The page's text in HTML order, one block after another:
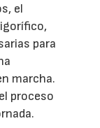
el
para
marcha.
proceso